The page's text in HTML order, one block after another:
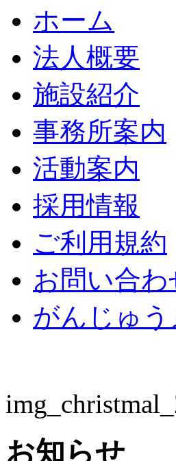
ホーム
法人概要
施設紹介
事務所案内
活動案内
採用情報
ご利用規約
お問い合わ
がんじゅ
お知らせ